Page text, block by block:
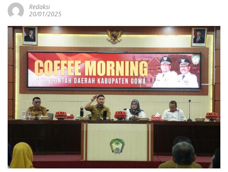
Redaksi
20/01/2025